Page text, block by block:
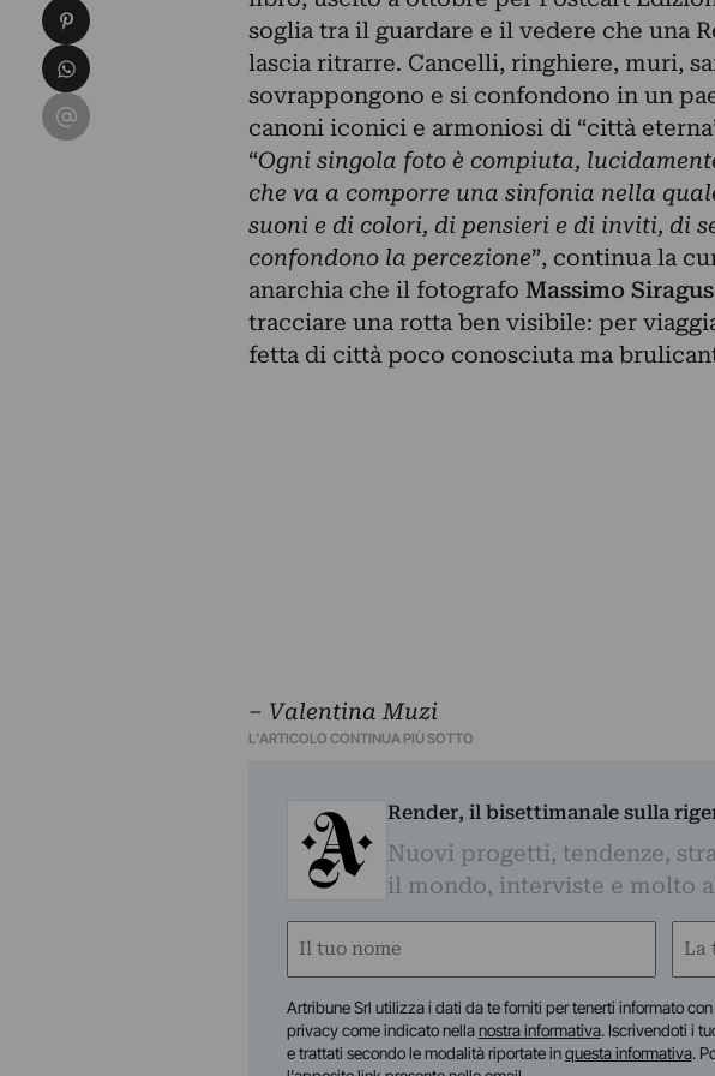
soglia tra il guardare e il vedere che una
lascia ritrarre. Cancelli, ringhiere, muri,
sovrappongono e si confondono in un
canoni iconici e armoniosi di “città
“Ogni singola foto è compiuta,
che va a comporre una sinfonia nella
suoni e di colori, di pensieri e di inviti, di
confondono la percezione”, continua la
anarchia che il fotografo Massimo
tracciare una rotta ben visibile: per
fetta di città poco conosciuta ma
‒ Valentina Muzi
L'ARTICOLO CONTINUA PIÙ SOTTO
Render, il bisettimanale sulla
Nuovi progetti, tendenze,
il mondo, interviste e molto
Nome
Artribune Srl utilizza i dati da te forniti per tenerti informato
privacy come indicato nellanostra informativa. Iscrivendoti i
e trattati secondo le modalità riportate inquesta informativa.
Condividi su Pinterest
Condividi su WhatsApp
Condividi su Email